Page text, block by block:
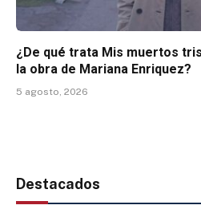
¿De qué trata Mis muertos
la obra de Mariana Enriquez?
5 agosto, 2026
Destacados